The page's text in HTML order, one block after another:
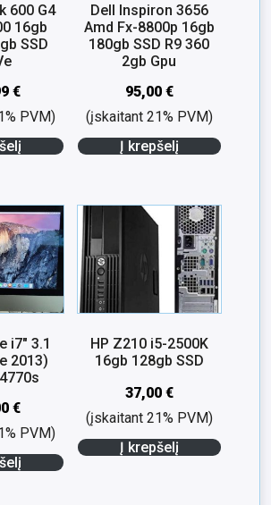
600 G4
16gb
SSD
€
PVM)
Dell Inspiron 3656
Amd Fx-8800p 16gb
180gb SSD R9 360
2gb Gpu
95,00 €
(įskaitant 21% PVM)
Į krepšelį
i7″ 3.1
2013)
€
PVM)
HP Z210 i5-2500K
16gb 128gb SSD
37,00 €
(įskaitant 21% PVM)
Į krepšelį